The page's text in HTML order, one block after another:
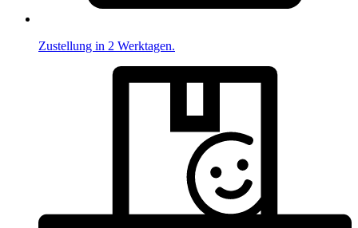
Zustellung in 2 Werktagen.